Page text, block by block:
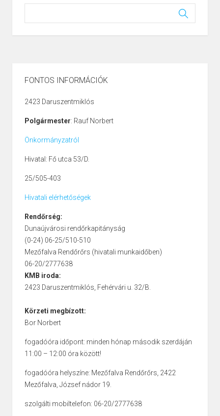
FONTOS INFORMÁCIÓK
2423 Daruszentmiklós
Polgármester: Rauf Norbert
Önkormányzatról
Hivatal: Fő utca 53/D.
25/505-403
Hivatali elérhetőségek
Rendőrség:
Dunaújvárosi rendőrkapitányság
(0-24) 06-25/510-510
Mezőfalva Rendőrőrs (hivatali munkaidőben)
06-20/2777638
KMB iroda:
2423 Daruszentmiklós, Fehérvári u. 32/B.
Körzeti megbízott:
Bor Norbert
fogadóóra időpont: minden hónap második szerdáján
11:00 – 12:00 óra között!
fogadóóra helyszíne: Mezőfalva Rendőrőrs, 2422
Mezőfalva, József nádor 19.
szolgálti mobiltelefon: 06-20/2777638